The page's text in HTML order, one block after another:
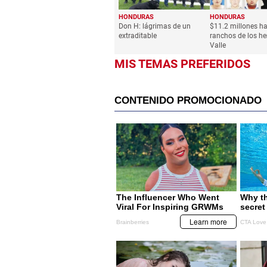
Don H: lágrimas de un
extraditable
HONDURAS
$11.2 millones
ranchos de los
Valle